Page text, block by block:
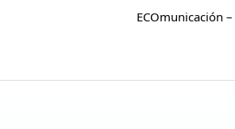
ECOmunicación